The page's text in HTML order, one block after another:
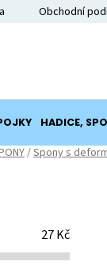
Obchodní
HADICE,
/Spony s
27Kč